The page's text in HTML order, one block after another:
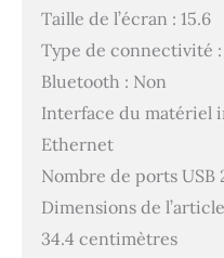
Taille de l’écran : 15.6
Type de connectivité
Bluetooth : Non
Interface du matériel
Ethernet
Nombre de ports USB
Dimensions de
34.4 centimètres